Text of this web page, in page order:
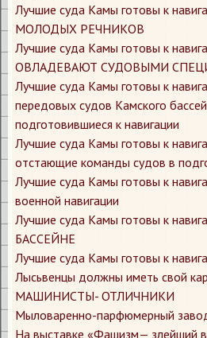
Лучшие суда Камы готовы к
МОЛОДЫХ РЕЧНИКОВ
Лучшие суда Камы готовы к
ОВЛАДЕВАЮТ СУДОВЫМИ
Лучшие суда Камы готовы к
передовых судов Камского
подготовившиеся к навигации
Лучшие суда Камы готовы к
отстающие команды судов в
Лучшие суда Камы готовы к
военной навигации
Лучшие суда Камы готовы к
БАССЕЙНЕ
Лучшие суда Камы готовы к
Лысьвенцы должны иметь свой
МАШИНИСТЫ- ОТЛИЧНИКИ
Мыловаренно-парфюмерный
На выставке «Фашизм— злейший